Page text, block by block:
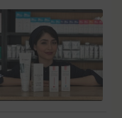
سردردی که پس